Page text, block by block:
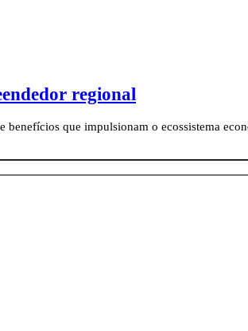
regional
que impulsionam o ecossistema